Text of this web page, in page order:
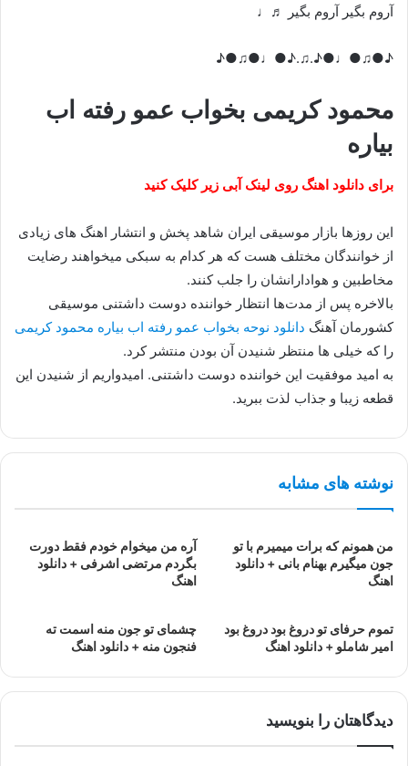
آروم بگیر آروم بگیر ♬♩
♪●♫●♩●♪.♫.♪●♩●♫●♪
محمود کریمی بخواب عمو رفته اب
بیاره
برای دانلود اهنگ روی لینک آبی زیر کلیک کنید
این روزها بازار موسیقی ایران شاهد پخش و انتشار اهنگ های زیادی
از خوانندگان مختلف هست که هر کدام به سبکی میخواهند رضایت
مخاطبین و هوادارانشان را جلب کنند.
بالاخره پس از مدت‌ها انتظار خواننده دوست داشتنی موسیقی
کشورمان آهنگ دانلود نوحه بخواب عمو رفته اب بیاره محمود کریمی
را که خیلی ها منتظر شنیدن آن بودن منتشر کرد.
به امید موفقیت این خواننده دوست داشتنی. امیدواریم از شنیدن این
قطعه زیبا و جذاب لذت ببرید.
نوشته های مشابه
من همونم که برات میمیرم با تو
جون میگیرم بهنام بانی + دانلود
اهنگ
آره من میخوام خودم فقط دورت
بگردم مرتضی اشرفی + دانلود
اهنگ
تموم حرفای تو دروغ بود دروغ بود
امیر شاملو + دانلود اهنگ
چشمای تو جون منه اسمت ته
فنجون منه + دانلود اهنگ
دیدگاهتان را بنویسید